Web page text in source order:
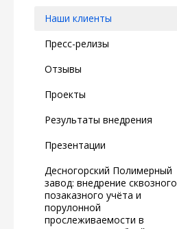
Наши клиенты
Пресс-релизы
Отзывы
Проекты
Результаты внедрения
Презентации
Десногорский Полимерный
завод: внедрение сквозного
позаказного учёта и
порулонной
прослеживаемости в